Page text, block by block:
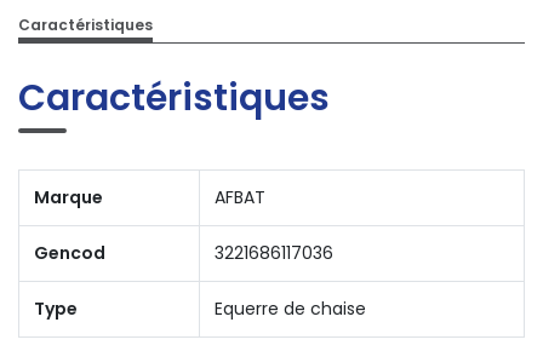
Caractéristiques
Caractéristiques
Marque AFBAT
Gencod 3221686117036
Type Equerre de chaise